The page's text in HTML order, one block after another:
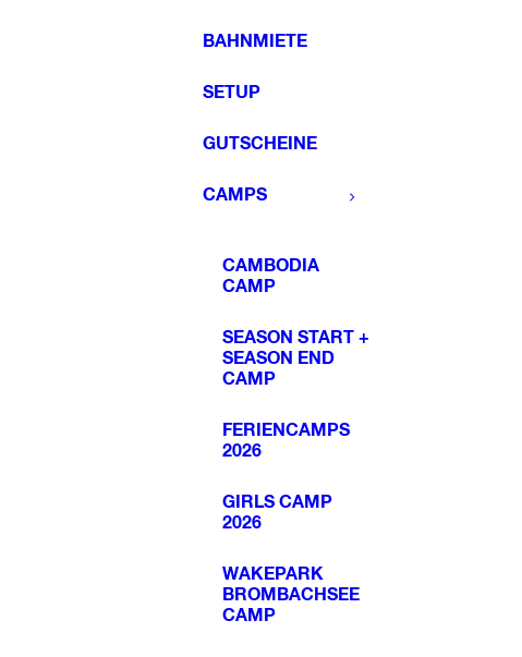
BAHNMIETE
SETUP
GUTSCHEINE
CAMPS
CAMBODIA
CAMP
SEASON START +
SEASON END
CAMP
FERIENCAMPS
2026
GIRLS CAMP
2026
WAKEPARK
BROMBACHSEE
CAMP